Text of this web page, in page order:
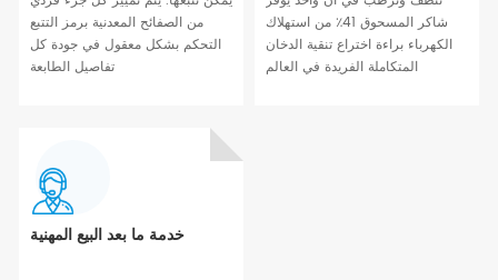
من الصفائح المعدنية برمز التتبع
التحكم بشكل معقول في جودة كل
تفاصيل الطابعة
شاكر المسحوق 41٪ من استهلاك
الكهرباء براءة اختراع تنقية الدخان
المتكاملة الفريدة في العالم
خدمة ما بعد البيع المهنية